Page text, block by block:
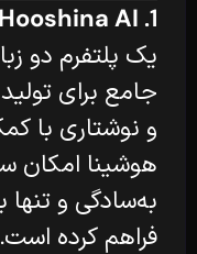
1. Hooshina AI (هوشینا)
یک پلتفرم دو
جامع برای
و نوشتاری با
به‌سادگی و تنها
فراهم کرده است.